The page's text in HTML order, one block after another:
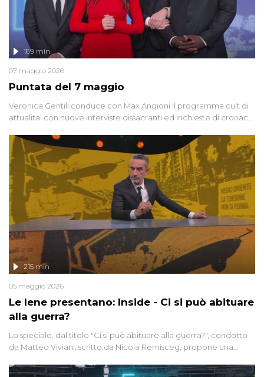
Puntata del 7 maggio
189 min
07 maggio 2026
Veronica Gentili conduce con Max Angioni il programma cult di
attualita' con nuove interviste dissacranti ed inchieste di cronaca
Le Iene presentano: Inside - Ci si può abituare
alla guerra?
215 min
05 maggio 2026
Lo speciale, dal titolo "Ci si può abituare alla guerra?", condotto
da Matteo Viviani, scritto da Nicola Remisceg, propone una
di settore - su quanto la guerra sia diventata una realtà pervasiva.